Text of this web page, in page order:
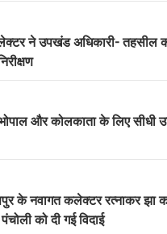
ने उपखंड अधिकारी- तहसील
और कोलकाता के लिए सीधी
के नवागत कलेक्टर रत्नाकर झा
को दी गई विदाई